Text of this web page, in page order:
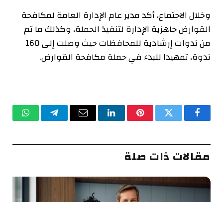
وخلال الاجتماع، أكد مدير عام الإدارة العامة لمكافحة
القوارض جاهزية الإدارة لتنفيذ الحملة، وكذلك ما تم
من ندوات إرشادية للمحافظات حيث وصلت إلى 160
ندوة، تمهيدا للبدء في حملة مكافحة القوارض.
فيسبوكتويتر بينتيريستلينكدإنالبريد تيلقرام
مقالات ذات صلة